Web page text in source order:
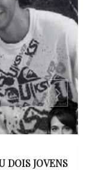
DOIS JOVENS